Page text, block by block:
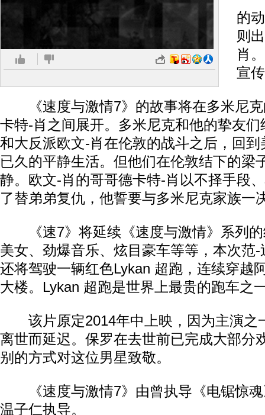
的
则
肖
宣
《速度与激情7》的故事将在多米尼克
卡特-肖之间展开。多米尼克和他的挚友
和大反派欧文-肖在伦敦的战斗之后，回
已久的平静生活。但他们在伦敦结下的梁
静。欧文-肖的哥哥德卡特-肖以不择手段
了替弟弟复仇，他誓要与多米尼克家族一
《速7》将延续《速度与激情》系列的
美女、劲爆音乐、炫目豪车等等，本次范
还将驾驶一辆红色Lykan 超跑，连续穿越
大楼。Lykan 超跑是世界上最贵的跑车之
该片原定2014年中上映，因为主演之
离世而延迟。保罗在去世前已完成大部分
别的方式对这位男星致敬。
《速度与激情7》由曾执导《电锯惊魂
温子仁执导。